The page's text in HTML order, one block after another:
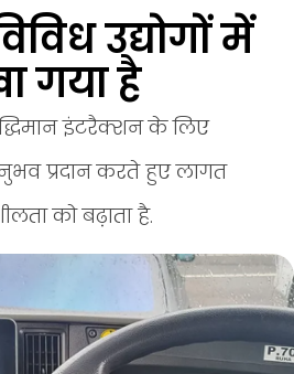
उद्योगों में
गया है
इंटरैक्शन के लिए
प्रदान करते हुए लागत
को बढ़ाता है.